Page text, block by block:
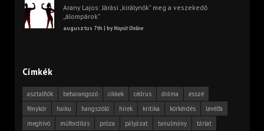
Arany Lajos: Járási „királynők” meg a veszekedő
„álompárok”
augusztus 7th | byNapút Online
Címkék
asztalfiók beharangozó cikkek cédrus dráma
esszé
fénykör
haiku hangszóló hírek kritika körkérdés
levélfa
meghívó
műfordítás próza pályázat tanulmány tárlat